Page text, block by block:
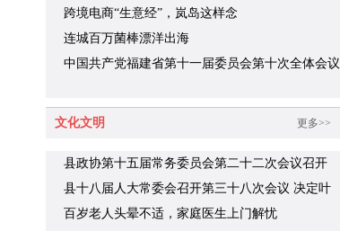
跨境电商“生意经”，岚岛这样念
连城百万菌棒漂洋出海
中国共产党福建省第十一届委员会第十次全体会议
议
更多>>
文化文明
县政协第十五届常务委员会第二十二次会议召开
县十八届人大常委会召开第三十八次会议 决定叶
财旺代理浦城县人民政府县长职务
百岁老人头晕不适，家庭医生上门解忧